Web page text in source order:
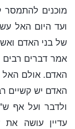
מוכנים להתמסר
ועד היום האל
של בני האדם
אמר דברים רבים
האדם. אולם האל
האדם יש קשיים
ולדבר ועל אף
עדיין עושה